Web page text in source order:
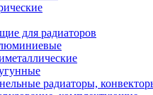
для радиаторов
радиаторы,